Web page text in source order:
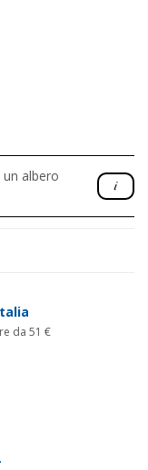
albero
da 51 €